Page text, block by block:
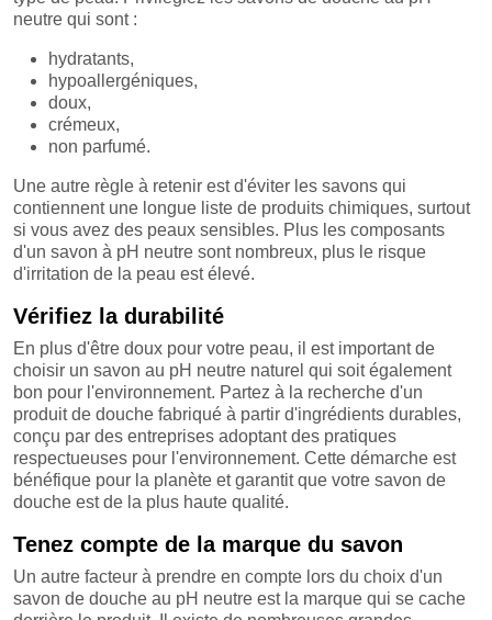
neutre qui sont :
hydratants,
hypoallergéniques,
doux,
crémeux,
non parfumé.
Une autre règle à retenir est d'éviter les savons qui
contiennent une longue liste de produits chimiques, surtout
si vous avez des peaux sensibles. Plus les composants
d'un savon à pH neutre sont nombreux, plus le risque
d'irritation de la peau est élevé.
Vérifiez la durabilité
En plus d'être doux pour votre peau, il est important de
choisir un savon au pH neutre naturel qui soit également
bon pour l'environnement. Partez à la recherche d'un
produit de douche fabriqué à partir d'ingrédients durables,
conçu par des entreprises adoptant des pratiques
respectueuses pour l'environnement. Cette démarche est
bénéfique pour la planète et garantit que votre savon de
douche est de la plus haute qualité.
Tenez compte de la marque du savon
Un autre facteur à prendre en compte lors du choix d'un
savon de douche au pH neutre est la marque qui se cache